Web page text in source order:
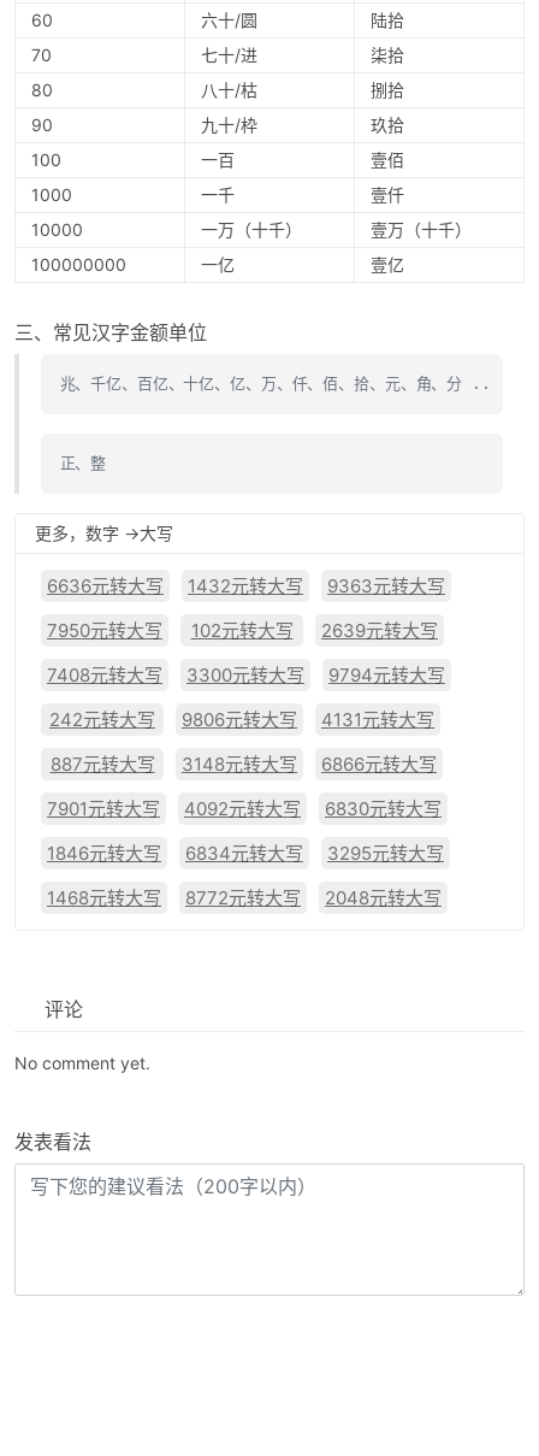
60
六十/圆
陆拾
70
七十/进
柒拾
80
八十/枯
捌拾
90
九十/枠
玖拾
100
一百
壹佰
1000
一千
壹仟
10000
一万（十千）
壹万（十千）
100000000
一亿 壹亿
三、常见汉字金额单位
兆、千亿、百亿、十亿、亿、万、仟、佰、拾、元、角、分 ..
正、整
更多，数字 ->大写
6636元转大写 1432元转大写
9363元转大写
7950元转大写
102元转大写
2639元转大写
7408元转大写
3300元转大写
9794元转大写
242元转大写
9806元转大写
4131元转大写
887元转大写
3148元转大写
6866元转大写
7901元转大写
4092元转大写
6830元转大写
1846元转大写
6834元转大写
3295元转大写
1468元转大写
8772元转大写 2048元转大写
评论
No comment yet.
发表看法